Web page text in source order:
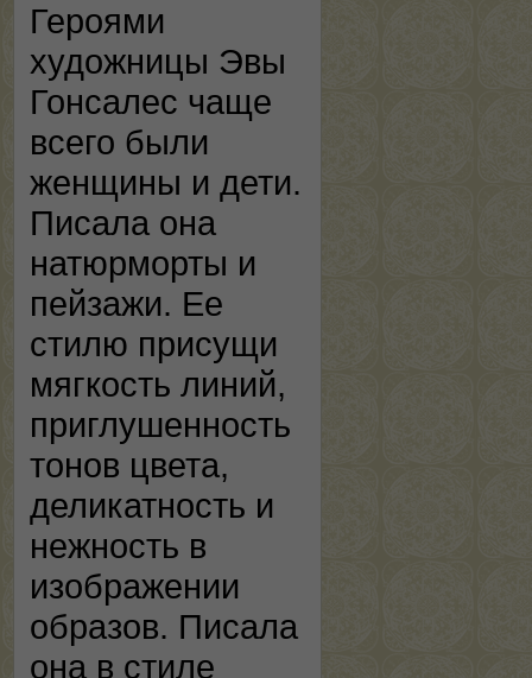
Героями
художницы Эвы
Гонсалес чаще
всего были
женщины и дети.
Писала она
натюрморты и
пейзажи. Ее
стилю присущи
мягкость линий,
приглушенность
тонов цвета,
деликатность и
нежность в
изображении
образов. Писала
она в стиле